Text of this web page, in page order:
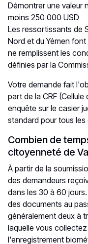
Démontrer une valeur
moins 250 000 USD
Les ressortissants de
Nord et du Yémen
ne remplissent les
définies par la
Votre demande fait
part de la CRF
enquête sur le casier
standard pour tous les
Combien de
citoyenneté de
À partir de la
des demandeurs
dans les 30 à 60
des documents au
généralement deux à
laquelle vous
l'enregistrement